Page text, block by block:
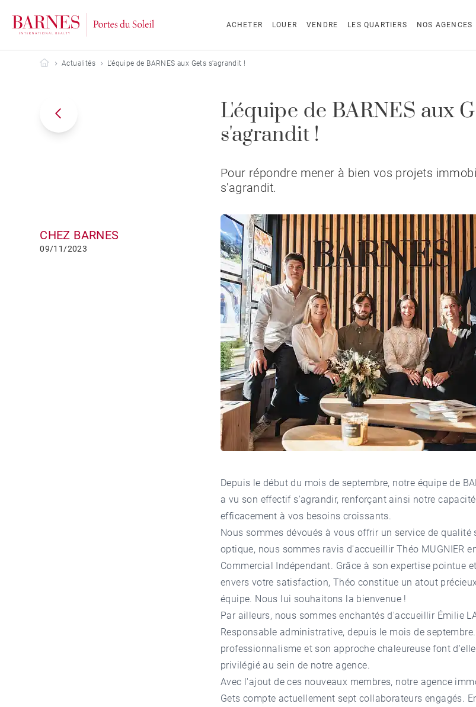
ACHETER LOUER VENDRE LES QUARTIERS NOS AGENCES
Barnes Portes du Soleil
Actualités L'équipe de BARNES aux Gets s'agrandit !
CHEZ BARNES
09/11/2023
L'équipe de BARNES aux
s'agrandit !
Pour répondre mener à bien vos projets
s'agrandit.
Depuis le début du mois de septembre, notre équipe de
a vu son effectif s'agrandir, renforçant ainsi notre
efficacement à vos besoins croissants.
Nous sommes dévoués à vous offrir un service de qualité
optique, nous sommes ravis d'accueillir Théo MUGNIER
Commercial Indépendant. Grâce à son expertise pointue
envers votre satisfaction, Théo constitue un atout
équipe. Nous lui souhaitons la bienvenue !
Par ailleurs, nous sommes enchantés d'accueillir Émilie
Responsable administrative, depuis le mois de
professionnalisme et son approche chaleureuse font
privilégié au sein de notre agence.
Avec l'ajout de ces nouveaux membres, notre agence
Gets compte actuellement sept collaborateurs engagés.